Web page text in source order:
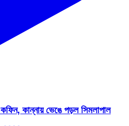
কান্নায় ভেঙে পড়ল সিমলাপাল